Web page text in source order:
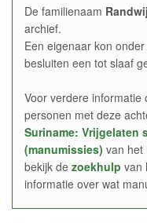
De familienaam
archief.
Een eigenaar kon
besluiten een tot slaaf
Voor verdere
personen met deze
Suriname: Vrijgelaten
(manumissies) van het
bekijk de zoekhulp van
informatie over wat